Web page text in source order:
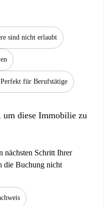
sind nicht erlaubt
Perfekt für Berufstätige
um diese Immobilie zu
nächsten Schritt Ihrer
die Buchung nicht